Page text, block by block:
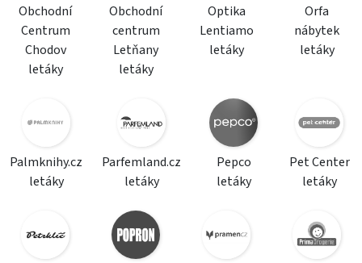
Obchodní
Centrum
Chodov
letáky
Obchodní
centrum
Letňany
letáky
Optika
Lentiamo
letáky
Orfa
nábytek
letáky
Palmknihy.cz
letáky
Parfemland.cz
letáky
Pepco
letáky
Pet Center
letáky